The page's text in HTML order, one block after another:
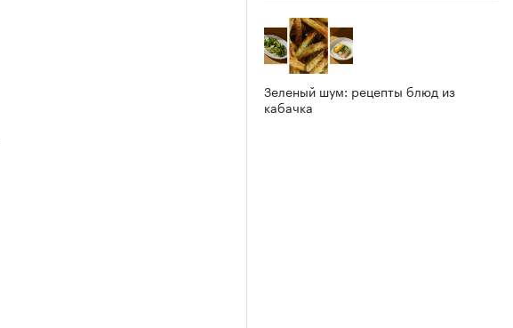
Зеленый шум: рецепты блюд из
кабачка